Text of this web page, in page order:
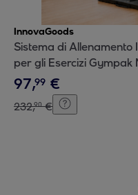
InnovaGoods
Sistema di
per gli Esercizi Gympak
97,99 €
232,90 €